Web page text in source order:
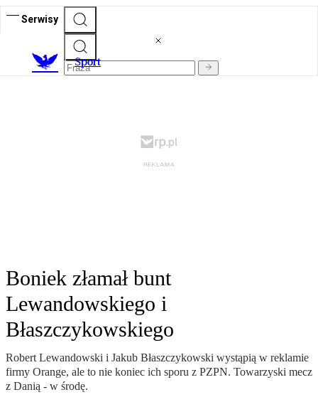
Serwisy
Sport
Boniek złamał bunt
Lewandowskiego i
Błaszczykowskiego
Robert Lewandowski i Jakub Błaszczykowski wystąpią w reklamie
firmy Orange, ale to nie koniec ich sporu z PZPN. Towarzyski mecz
z Danią - w środę.